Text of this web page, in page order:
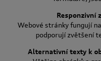
Responzivní
Webové stránky fungují
podporují zvětšení
Alternativní texty k